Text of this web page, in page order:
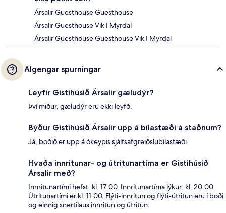
Ársalir Guesthouse Guesthouse
Ársalir Guesthouse Vik I Myrdal
Ársalir Guesthouse Guesthouse Vik I Myrdal
Algengar spurningar
Leyfir Gistihúsið Ársalir gæludýr?
Því miður, gæludýr eru ekki leyfð.
Býður Gistihúsið Ársalir upp á bílastæði á staðnum?
Já, boðið er upp á ókeypis sjálfsafgreiðslubílastæði.
Hvaða innritunar- og útritunartíma er Gistihúsið
Ársalir með?
Innritunartími hefst: kl. 17:00. Innritunartíma lýkur: kl. 20:00.
Útritunartími er kl. 11:00. Flýti-innritun og flýti-útritun eru í boði
og einnig snertilaus innritun og útritun.